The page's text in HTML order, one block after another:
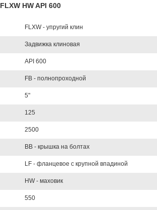
HW API 600
FLXW - упругий клин
Задвижка клиновая
API 600
FB - полнопроходной
5"
125
2500
BB - крышка на болтах
LF - фланцевое с крупной впадиной
HW - маховик
550